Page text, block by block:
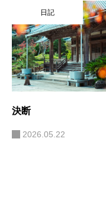
日記
決断
2026.05.22